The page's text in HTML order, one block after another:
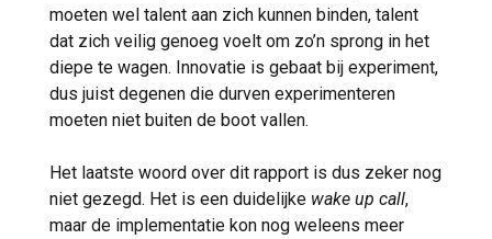
moeten wel talent aan zich kunnen binden, talent
dat zich veilig genoeg voelt om zo’n sprong in het
diepe te wagen. Innovatie is gebaat bij experiment,
dus juist degenen die durven experimenteren
moeten niet buiten de boot vallen.
Het laatste woord over dit rapport is dus zeker nog
niet gezegd. Het is een duidelijke wake up call,
maar de implementatie kon nog weleens meer